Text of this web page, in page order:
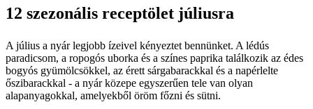
12 szezonális receptölet júliusra
A július a nyár legjobb ízeivel kényeztet bennünket. A lédús
paradicsom, a ropogós uborka és a színes paprika találkozik az édes
bogyós gyümölcsökkel, az érett sárgabarackkal és a napérlelte
őszibarackkal - a nyár közepe egyszerűen tele van olyan
alapanyagokkal, amelyekből öröm főzni és sütni.